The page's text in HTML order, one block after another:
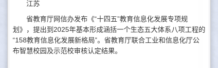
江苏
省教育厅网信办发布《“十四五”教育信息化发展专项规
划》，提出到2025年基本形成涵括一个生态五大体系八项工程的
“158教育信息化发展新格局”。省教育厅联合工业和信息化厅公
布智慧校园及示范校审核认定结果。